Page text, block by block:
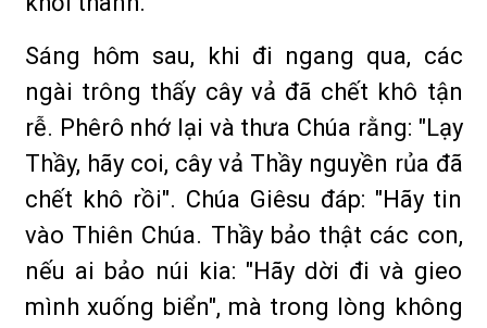
Sáng hôm sau, khi đi ngang qua, các
ngài trông thấy cây vả đã chết khô tận
rễ. Phêrô nhớ lại và thưa Chúa rằng: "Lạy
Thầy, hãy coi, cây vả Thầy nguyền rủa đã
chết khô rồi". Chúa Giêsu đáp: "Hãy tin
vào Thiên Chúa. Thầy bảo thật các con,
nếu ai bảo núi kia: "Hãy dời đi và gieo
mình xuống biển", mà trong lòng không